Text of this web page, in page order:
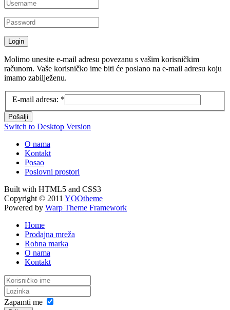
Molimo unesite e-mail adresu povezanu s vašim korisničkim
računom. Vaše korisničko ime biti će poslano na e-mail adresu koju
imamo zabilježenu.
E-mail adresa: *
Pošalji
Switch to Desktop Version
O nama
Kontakt
Posao
Poslovni prostori
Built with HTML5 and CSS3
Copyright © 2011 YOOtheme
Powered by Warp Theme Framework
Home
Prodajna mreža
Robna marka
O nama
Kontakt
Zapamti me